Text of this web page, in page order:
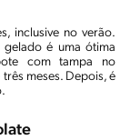
inclusive no verão.
gelado é uma ótima
com tampa no
meses. Depois, é